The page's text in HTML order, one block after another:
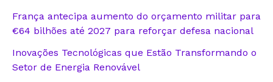
França antecipa aumento do orçamento militar para
€64 bilhões até 2027 para reforçar defesa nacional
Inovações Tecnológicas que Estão Transformando o
Setor de Energia Renovável